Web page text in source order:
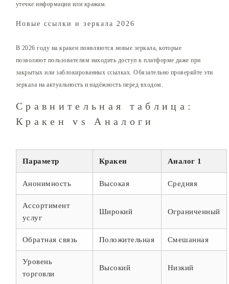
утечке информации или кражам.
Новые ссылки и зеркала 2026
В 2026 году на кракен появляются новые зеркала, которые
позволяют пользователям находить доступ к платформе даже при
закрытых или заблокированных ссылках. Обязательно проверяйте эти
зеркала на актуальность и надёжность перед входом.
Сравнительная таблица:
Кракен vs Аналоги
Параметр Кракен Аналог 1
Анонимность Высокая Средняя
Ассортимент
услуг
Широкий Ограниченный
Обратная связь Положительная Смешанная
Уровень
торговли
Высокий Низкий